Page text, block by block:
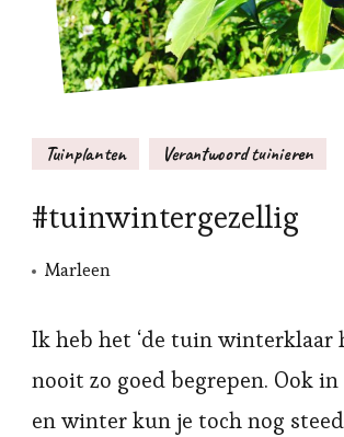
Tuinplanten Verantwoord tuinieren
#tuinwintergezellig
Marleen
Ik heb het ‘de tuin winterklaar
nooit zo goed begrepen. Ook
en winter kun je toch nog